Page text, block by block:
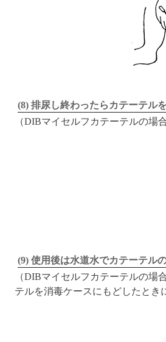
(8) 排尿し終わったらカテーテル
（DIBマイセルフカテーテルの場
(9) 使用後は水道水でカテーテル
（DIBマイセルフカテーテルの
テルを消毒ケースにもどしたとき